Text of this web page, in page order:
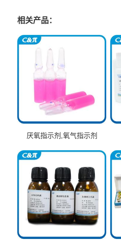
相关产品：
厌氧指示剂,氧气指示剂